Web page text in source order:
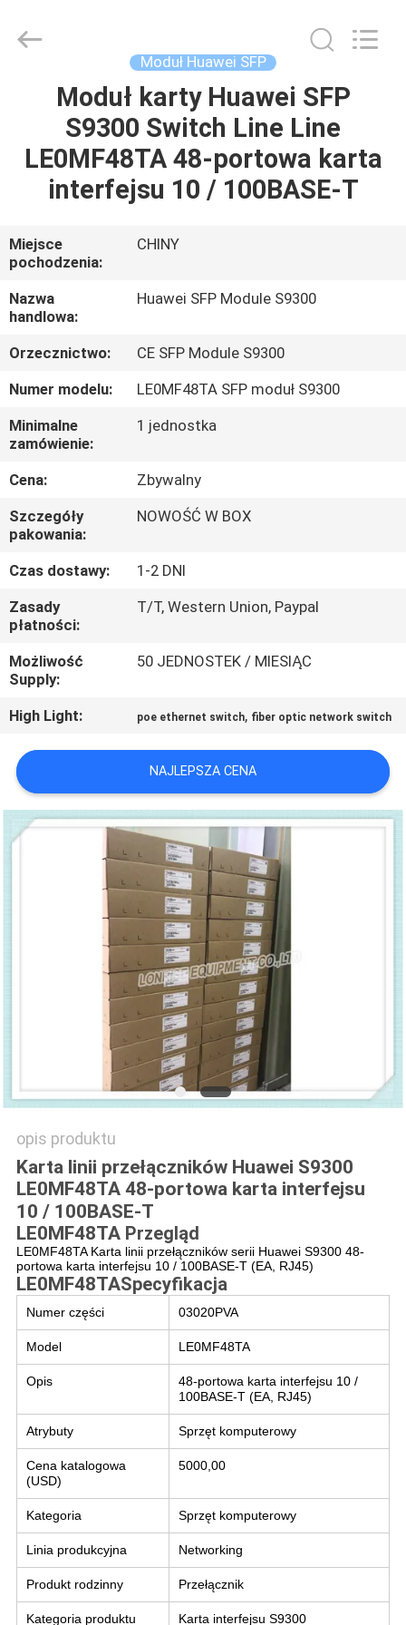
DOMU
PRODUKTY
FILMY
O
NAS
WYCIECZKA
PO
FABRYCE
KONTROLA
JAKOŚCI
SKONTAKTUJ
SIĘ
Z
NAMI
NOWOŚCI
SPRAWY
SITEMAP
POLITYKA
PRYWATNOŚCI
Moduł Huawei SFP
Moduł karty Huawei SFP
S9300 Switch Line Line
LE0MF48TA 48-portowa karta
interfejsu 10 / 100BASE-T
Miejsce
pochodzenia:
CHINY
Nazwa
handlowa:
Huawei SFP Module S9300
Orzecznictwo:
CE SFP Module S9300
Numer modelu:
LE0MF48TA SFP moduł S9300
Minimalne
zamówienie:
1 jednostka
Cena:
Zbywalny
Szczegóły
pakowania:
NOWOŚĆ W BOX
Czas dostawy:
1-2 DNI
Zasady
płatności:
T/T, Western Union, Paypal
Możliwość
Supply:
50 JEDNOSTEK / MIESIĄC
High Light: poe ethernet switch, fiber optic network switch
NAJLEPSZA CENA
opis produktu
Karta linii przełączników Huawei S9300
LE0MF48TA 48-portowa karta interfejsu
10 / 100BASE-T
LE0MF48TAPrzegląd
LE0MF48TA Karta linii przełączników serii Huawei S9300 48-
portowa karta interfejsu 10 / 100BASE-T (EA, RJ45)
LE0MF48TASpecyfikacja
Numer części 03020PVA
Model LE0MF48TA
Opis
48-portowa karta interfejsu 10 /
100BASE-T (EA, RJ45)
Atrybuty Sprzęt komputerowy
Cena katalogowa
(USD)
5000,00
Kategoria Sprzęt komputerowy
Linia produkcyjna Networking
Produkt rodzinny Przełącznik
Kategoria produktu Karta interfejsu S9300